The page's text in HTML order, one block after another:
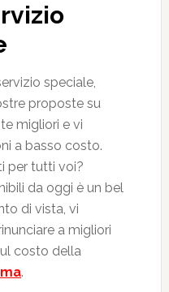
speciale,
proposte su
migliori e vi
a basso costo.
per tutti voi?
da oggi è un bel
di vista, vi
a migliori
costo della
.